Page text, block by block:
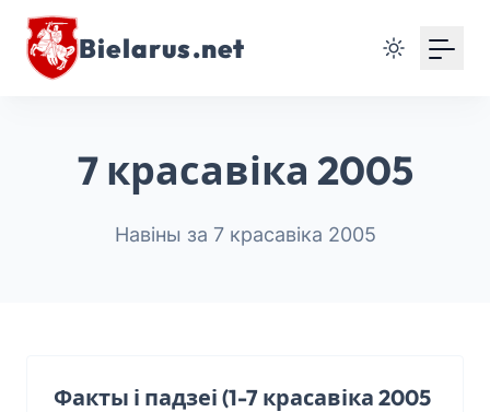
Bielarus.net
7 красавіка 2005
Навіны за 7 красавіка 2005
Факты і падзеі (1-7 красавіка 2005